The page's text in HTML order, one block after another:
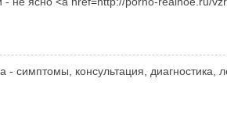
- симптомы, консультация,